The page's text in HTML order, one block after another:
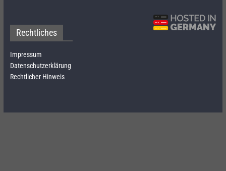
Rechtliches
Impressum
Datenschutzerklärung
Rechtlicher Hinweis